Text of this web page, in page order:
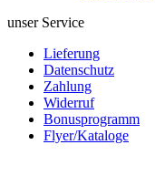
unser Service
Lieferung
Datenschutz
Zahlung
Widerruf
Bonusprogramm
Flyer/Kataloge